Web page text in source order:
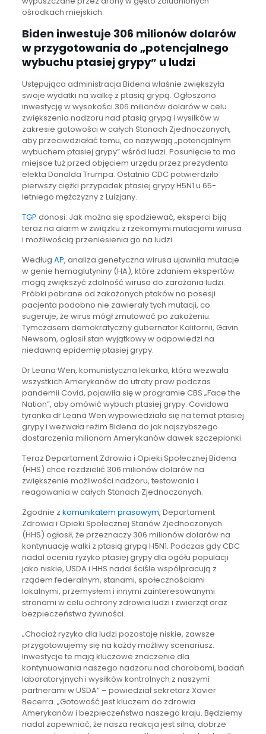
ośrodkach miejskich.
Biden inwestuje 306 milionów dolarów
w przygotowania do „potencjalnego
wybuchu ptasiej grypy” u ludzi
Ustępująca administracja Bidena właśnie zwiększyła
swoje wydatki na walkę z ptasią grypą. Ogłoszono
inwestycję w wysokości 306 milionów dolarów w celu
zwiększenia nadzoru nad ptasią grypą i wysiłków w
zakresie gotowości w całych Stanach Zjednoczonych,
aby przeciwdziałać temu, co nazywają „potencjalnym
wybuchem ptasiej grypy” wśród ludzi. Posunięcie to ma
miejsce tuż przed objęciem urzędu przez prezydenta
elekta Donalda Trumpa. Ostatnio CDC potwierdziło
pierwszy ciężki przypadek ptasiej grypy H5N1 u 65-
letniego mężczyzny z Luizjany.
TGP donosi: Jak można się spodziewać, eksperci biją
teraz na alarm w związku z rzekomymi mutacjami wirusa
i możliwością przeniesienia go na ludzi.
Według AP, analiza genetyczna wirusa ujawniła mutacje
w genie hemaglutyniny (HA), które zdaniem ekspertów
mogą zwiększyć zdolność wirusa do zarażania ludzi.
Próbki pobrane od zakażonych ptaków na posesji
pacjenta podobno nie zawierały tych mutacji, co
sugeruje, że wirus mógł zmutować po zakażeniu.
Tymczasem demokratyczny gubernator Kalifornii, Gavin
Newsom, ogłosił stan wyjątkowy w odpowiedzi na
niedawną epidemię ptasiej grypy.
Dr Leana Wen, komunistyczna lekarka, która wezwała
wszystkich Amerykanów do utraty praw podczas
pandemii Covid, pojawiła się w programie CBS „Face the
Nation”, aby omówić wybuch ptasiej grypy. Covidowa
tyranka dr Leana Wen wypowiedziała się na temat ptasiej
grypy i wezwała reżim Bidena do jak najszybszego
dostarczenia milionom Amerykanów dawek szczepionki.
Teraz Departament Zdrowia i Opieki Społecznej Bidena
(HHS) chce rozdzielić 306 milionów dolarów na
zwiększenie możliwości nadzoru, testowania i
reagowania w całych Stanach Zjednoczonych.
Zgodnie z komunikatem prasowym, Departament
Zdrowia i Opieki Społecznej Stanów Zjednoczonych
(HHS) ogłosił, że przeznaczy 306 milionów dolarów na
kontynuację walki z ptasią grypą H5N1. Podczas gdy CDC
nadal ocenia ryzyko ptasiej grypy dla ogółu populacji
jako niskie, USDA i HHS nadal ściśle współpracują z
rządem federalnym, stanami, społecznościami
lokalnymi, przemysłem i innymi zainteresowanymi
stronami w celu ochrony zdrowia ludzi i zwierząt oraz
bezpieczeństwa żywności.
„Chociaż ryzyko dla ludzi pozostaje niskie, zawsze
przygotowujemy się na każdy możliwy scenariusz.
Inwestycje te mają kluczowe znaczenie dla
kontynuowania naszego nadzoru nad chorobami, badań
laboratoryjnych i wysiłków kontrolnych z naszymi
partnerami w USDA” – powiedział sekretarz Xavier
Becerra. „Gotowość jest kluczem do zdrowia
Amerykanów i bezpieczeństwa naszego kraju. Będziemy
nadal zapewniać, że nasza reakcja jest silna, dobrze